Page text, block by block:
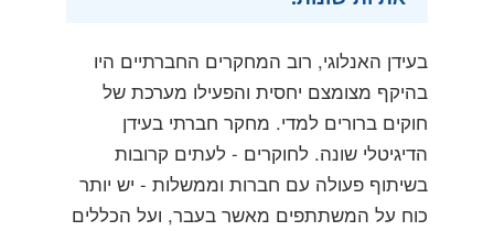
בעידן האנלוגי, רוב המחקרים החברתיים היו
בהיקף מצומצם יחסית והפעילו מערכת של
חוקים ברורים למדי. מחקר חברתי בעידן
הדיגיטלי שונה. לחוקרים - לעתים קרובות
בשיתוף פעולה עם חברות וממשלות - יש יותר
כוח על המשתתפים מאשר בעבר, ועל הכללים